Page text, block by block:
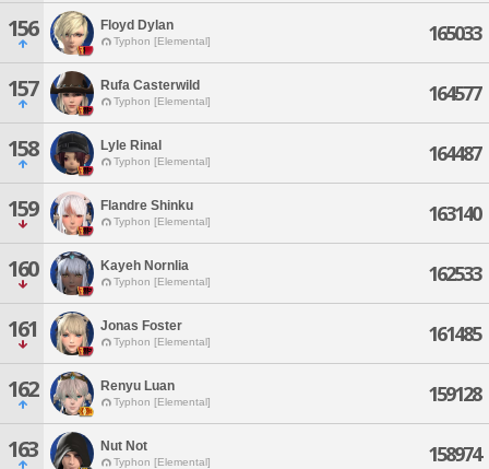
156 Floyd Dylan
Typhon [Elemental] 165033
157 Rufa Casterwild
Typhon [Elemental] 164577
158 Lyle Rinal
Typhon [Elemental] 164487
159 Flandre Shinku
Typhon [Elemental] 163140
160 Kayeh Nornlia
Typhon [Elemental] 162533
161 Jonas Foster
Typhon [Elemental] 161485
162 Renyu Luan
Typhon [Elemental] 159128
163 Nut Not
Typhon [Elemental] 158974